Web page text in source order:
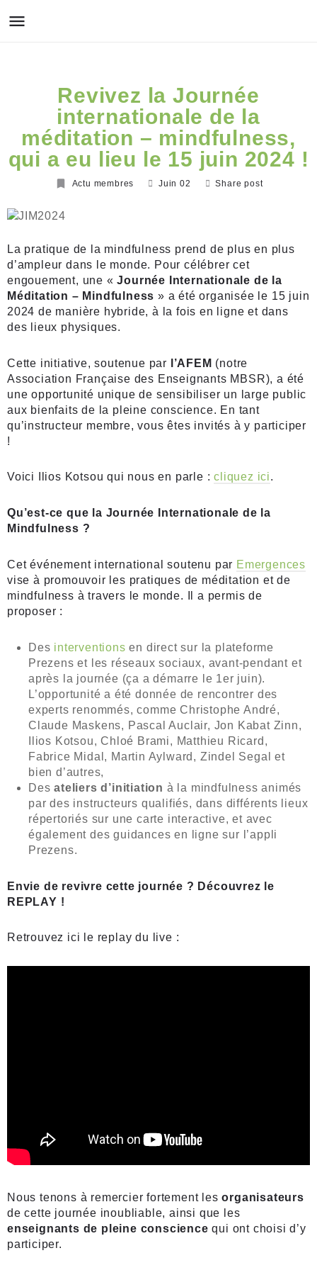
Revivez la Journée
internationale de la
méditation – mindfulness,
qui a eu lieu le 15 juin 2024 !
Actu membres Juin 02 Share post
La pratique de la mindfulness prend de plus en plus
d’ampleur dans le monde. Pour célébrer cet
engouement, une «Journée Internationale de la
Méditation – Mindfulness » a été organisée le 15 juin
2024 de manière hybride, à la fois en ligne et dans
des lieux physiques.
Cette initiative, soutenue par l’AFEM (notre
Association Française des Enseignants MBSR), a été
une opportunité unique de sensibiliser un large public
aux bienfaits de la pleine conscience. En tant
qu’instructeur membre, vous êtes invités à y participer
!
Voici Ilios Kotsou qui nous en parle :cliquez ici.
Qu’est-ce que la Journée Internationale de la
Mindfulness ?
Cet événement international soutenu par Emergences
vise à promouvoir les pratiques de méditation et de
mindfulness à travers le monde. Il a permis de
proposer :
Des interventionsen direct sur la plateforme
Prezens et les réseaux sociaux, avant-pendant et
après la journée (ça a démarre le 1er juin).
L’opportunité a été donnée de rencontrer des
experts renommés, comme Christophe André,
Claude Maskens, Pascal Auclair, Jon Kabat Zinn,
Ilios Kotsou, Chloé Brami, Matthieu Ricard,
Fabrice Midal, Martin Aylward, Zindel Segal et
bien d’autres,
Desateliers d’initiation à la mindfulness animés
par des instructeurs qualifiés, dans différents lieux
répertoriés sur une carte interactive, et avec
également des guidances en ligne sur l’appli
Prezens.
Envie de revivre cette journée ? Découvrez le
REPLAY !
Retrouvez ici le replay du live :
Nous tenons à remercier fortement lesorganisateurs
de cette journée inoubliable, ainsi que les
enseignants de pleine conscience qui ont choisi d’y
participer.